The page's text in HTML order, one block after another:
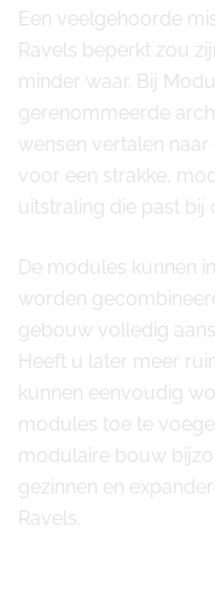
Een veelgehoorde
Ravels beperkt zou
minder waar. Bij
gerenommeerde
wensen vertalen
voor een strakke,
uitstraling die past bij
De modules kunnen
worden
gebouw volledig
Heeft u later meer
kunnen eenvoudig
modules toe te
modulaire bouw
gezinnen en
Ravels.